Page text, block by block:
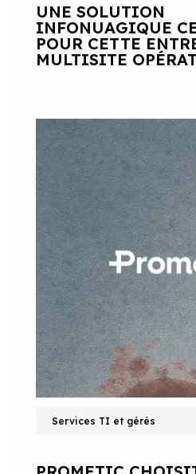
UNE SOLUTION
INFONUAGIQUE
POUR CETTE
MULTISITE
Services TI et gérés